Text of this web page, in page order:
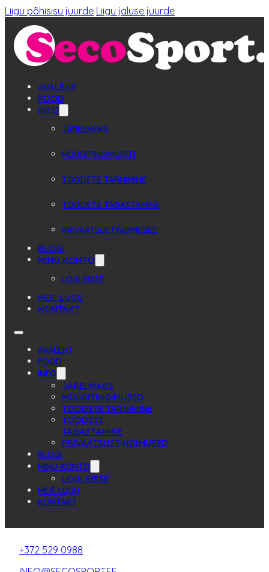
Liigu põhisisu juurde Liigu jaluse juurde
AVALEHT
POOD
INFO
JÄRELMAKS
MÜÜGITINGIMUSED
TOODETE TARNIMINE
TOODETE TAGASTAMINE
PRIVAATSUSTINGIMUSED
BLOGI
MINU KONTO
LOGI SISSE
MEIE LUGU
KONTAKT
AVALEHT
POOD
INFO
JÄRELMAKS
MÜÜGITINGIMUSED
TOODETE TARNIMINE
TOODETE
TAGASTAMINE
PRIVAATSUSTINGIMUSED
BLOGI
MINU KONTO
LOGI SISSE
MEIE LUGU
KONTAKT
+372 529 0988